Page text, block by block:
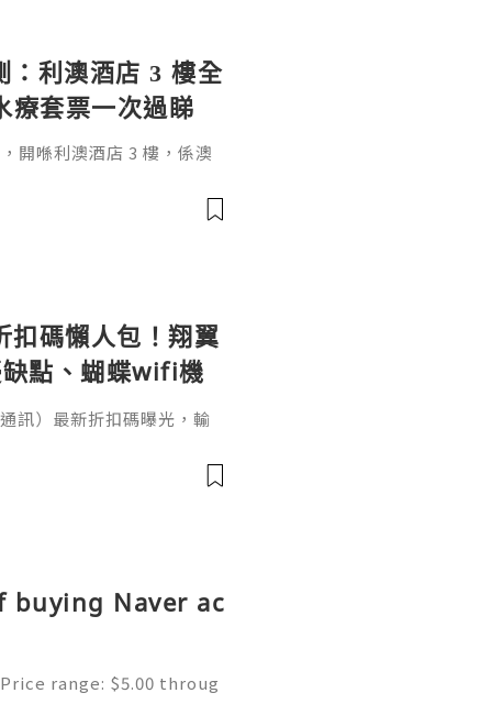
利澳酒店 3 樓全
療套票一次過睇
開喺利澳酒店 3 樓，係澳
摩，暢飲版仲要酒水任飲。
碼懶人包！翔翼
點、蝴蝶wifi機
訊）最新折扣碼曝光，輸
買斷WiFi分享器全球通用攻
發愁！本文完整整理 AeroB
buying Naver ac
range: $5.00 throug